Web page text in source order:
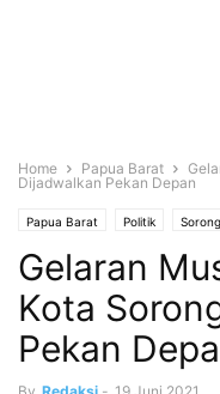
Home Papua Barat
Dijadwalkan Pekan Depan
Papua Barat Politik Sorong
Gelaran
Kota
Pekan